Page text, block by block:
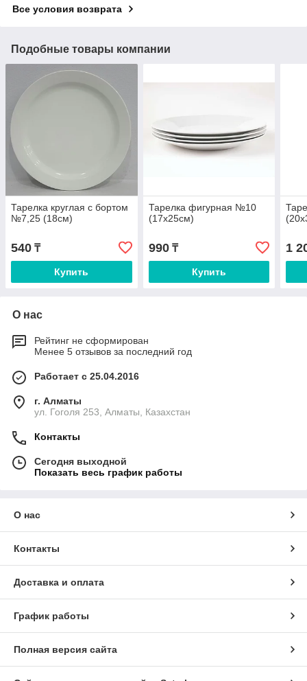
Все условия возврата
Подобные товары компании
Тарелка круглая с бортом
№7,25 (18см)
540 ₸
Купить
Тарелка фигурная №10
(17х25см)
990₸
Купить
1
О нас
Рейтинг не сформирован
Менее 5 отзывов за последний год
Работает с 25.04.2016
г. Алматы
ул. Гоголя 253, Алматы, Казахстан
Контакты
Сегодня выходной
Показать весь график работы
О нас
Контакты
Доставка и оплата
График работы
Полная версия сайта